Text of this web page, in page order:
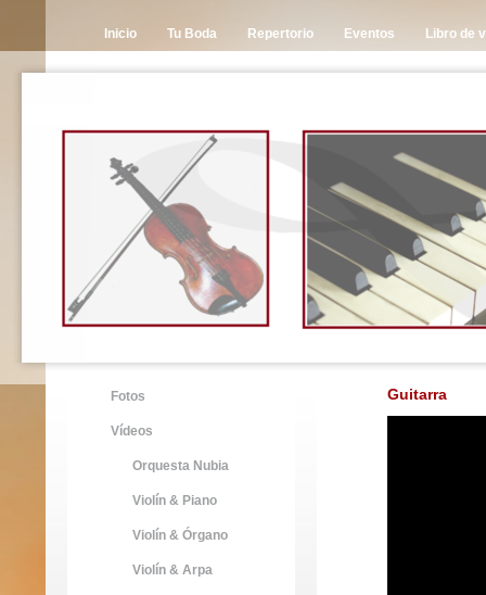
Inicio Tu Boda Repertorio Eventos Libro de
Fotos
Vídeos
Orquesta Nubia
Violín & Piano
Violín & Órgano
Violín & Arpa
Guitarra